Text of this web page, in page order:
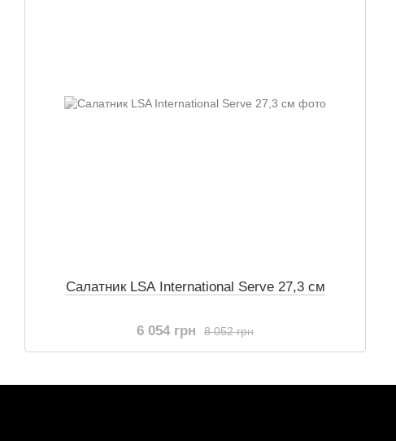
Салатник LSA International Serve 27,3 см
8 052 грн
6 054 грн